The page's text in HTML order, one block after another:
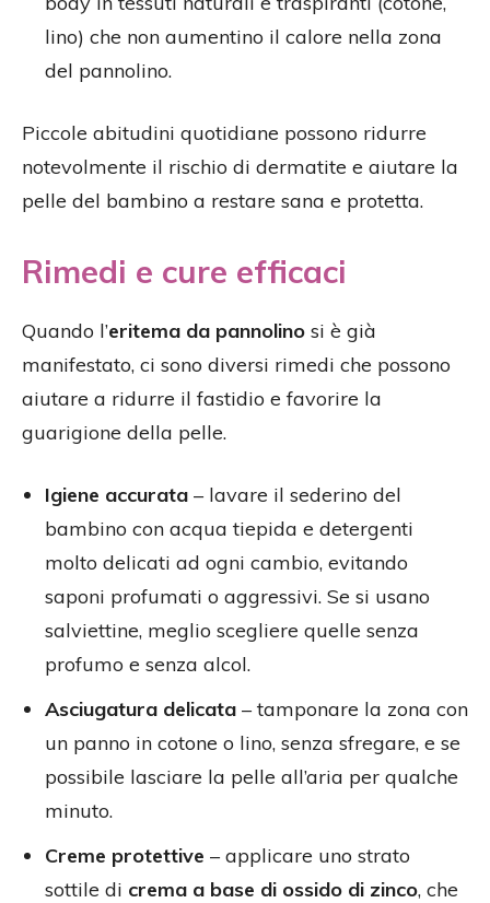
lino) che non aumentino il calore nella zona
del pannolino.
Piccole abitudini quotidiane possono ridurre
notevolmente il rischio di dermatite e aiutare la
pelle del bambino a restare sana e protetta.
Rimedi e cure efficaci
Quando l’eritema da pannolino si è già
manifestato, ci sono diversi rimedi che possono
aiutare a ridurre il fastidio e favorire la
guarigione della pelle.
Igiene accurata – lavare il sederino del
bambino con acqua tiepida e detergenti
molto delicati ad ogni cambio, evitando
saponi profumati o aggressivi. Se si usano
salviettine, meglio scegliere quelle senza
profumo e senza alcol.
Asciugatura delicata – tamponare la zona con
un panno in cotone o lino, senza sfregare, e se
possibile lasciare la pelle all’aria per qualche
minuto.
Creme protettive – applicare uno strato
sottile di crema a base di ossido di zinco, che